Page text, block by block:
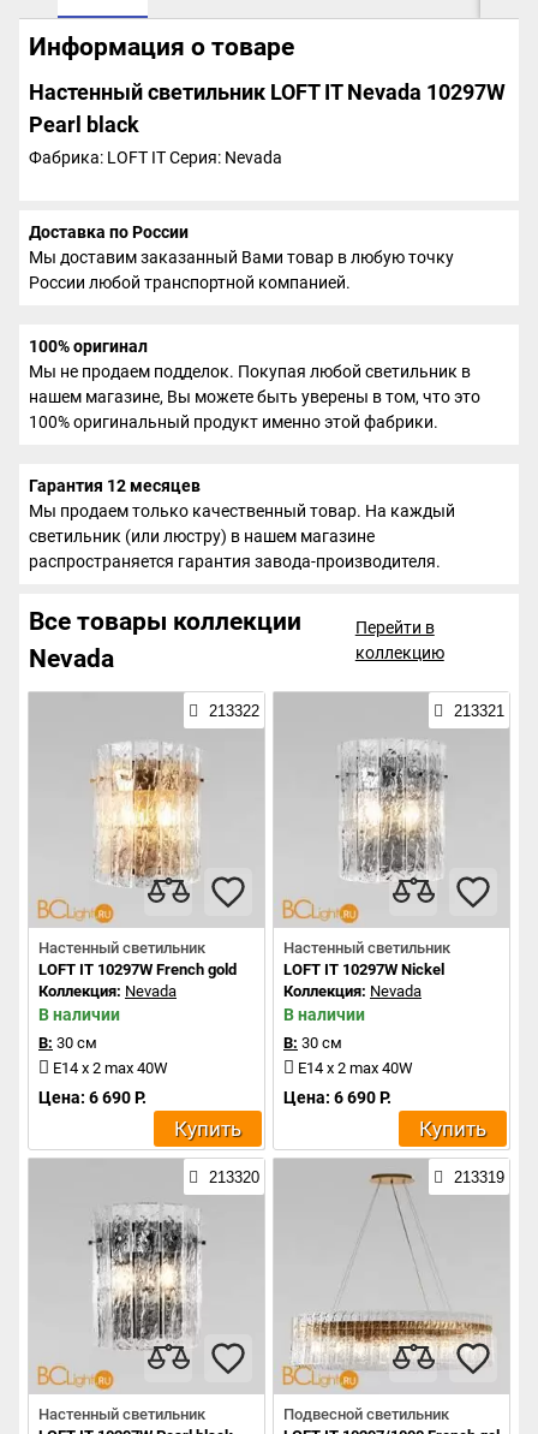
Информация о товаре
Настенный светильник LOFT IT Nevada 10297W
Pearl black
Фабрика: LOFT ITСерия: Nevada
Доставка по России
Мы доставим заказанный Вами товар в любую точку
России любой транспортной компанией.
100% оригинал
Мы не продаем подделок. Покупая любой светильник в
нашем магазине, Вы можете быть уверены в том, что это
100% оригинальный продукт именно этой фабрики.
Гарантия 12 месяцев
Мы продаем только качественный товар. На каждый
светильник (или люстру) в нашем магазине
распространяется гарантия завода-производителя.
Все товары коллекции
Nevada
Перейти в
коллекцию
213322
Настенный светильник
LOFT IT 10297W French gold
Коллекция: Nevada
В наличии
В: 30 см
E14 x 2 max 40W
Цена: 6 690 Р.
Купить
213321
Настенный светильник
LOFT IT 10297W Nickel
Коллекция: Nevada
В наличии
В: 30 см
E14 x 2 max 40W
Цена: 6 690 Р.
Купить
213320
Настенный светильник
213319
Подвесной светильник